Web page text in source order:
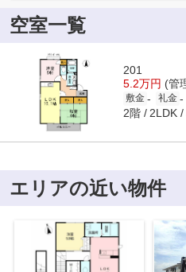
空室一覧
201
5.2万円 (管
敷金 - 礼金 -
2階 2LDK
エリアの近い物件